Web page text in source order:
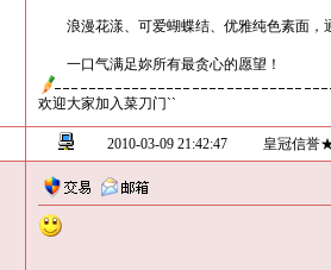
浪漫花漾、可爱蝴蝶结、优雅纯色素面，
一口气满足妳所有最贪心的愿望！
欢迎大家加入菜刀门``
2010-03-09 21:42:47 皇冠信誉